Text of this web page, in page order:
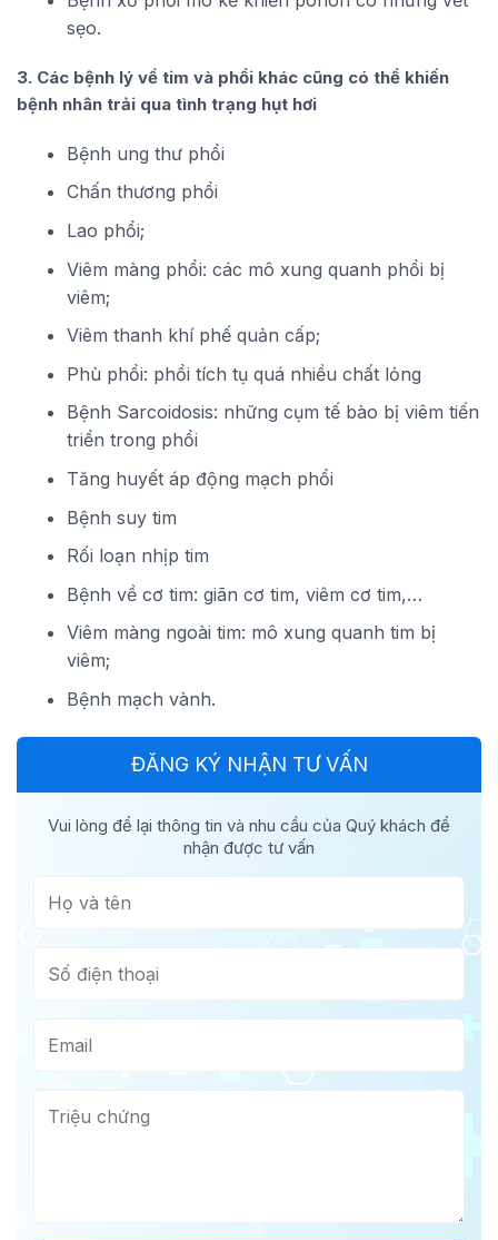
sẹo.
3. Các bệnh lý về tim và phổi khác cũng có thể khiến
bệnh nhân trải qua tình trạng hụt hơi
Bệnh ung thư phổi
Chấn thương phổi
Lao phổi;
Viêm màng phổi: các mô xung quanh phổi bị
viêm;
Viêm thanh khí phế quản cấp;
Phù phổi: phổi tích tụ quá nhiều chất lỏng
Bệnh Sarcoidosis: những cụm tế bào bị viêm tiến
triển trong phổi
Tăng huyết áp động mạch phổi
Bệnh suy tim
Rối loạn nhịp tim
Bệnh về cơ tim: giãn cơ tim, viêm cơ tim,…
Viêm màng ngoài tim: mô xung quanh tim bị
viêm;
Bệnh mạch vành.
ĐĂNG KÝ NHẬN TƯ VẤN
Vui lòng để lại thông tin và nhu cầu của Quý khách để
nhận được tư vấn